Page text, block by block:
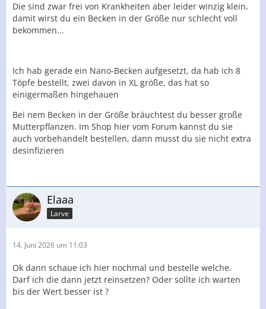
Die sind zwar frei von Krankheiten aber leider winzig klein,
damit wirst du ein Becken in der Größe nur schlecht voll
bekommen...
Ich hab gerade ein Nano-Becken aufgesetzt, da hab ich 8
Töpfe bestellt, zwei davon in XL größe, das hat so
einigermaßen hingehauen
Bei nem Becken in der Größe bräuchtest du besser große
Mutterpflanzen. Im Shop hier vom Forum kannst du sie
auch vorbehandelt bestellen, dann musst du sie nicht extra
desinfizieren
Elaaa
Larve
14. Juni 2026 um 11:03
Ok dann schaue ich hier nochmal und bestelle welche.
Darf ich die dann jetzt reinsetzen? Oder sollte ich warten
bis der Wert besser ist ?